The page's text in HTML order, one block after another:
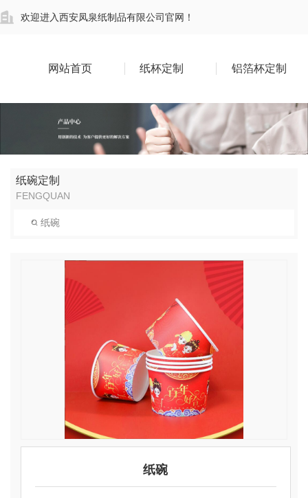
欢迎进入西安凤泉纸制品有限公司官网！
网站首页 纸杯定制 铝箔杯定制
纸碗定制
FENGQUAN
纸碗
纸碗